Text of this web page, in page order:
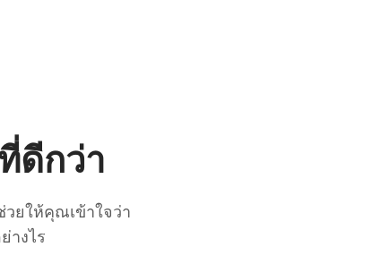
ดีกว่า
ยให้คุณเข้าใจว่า
างไร